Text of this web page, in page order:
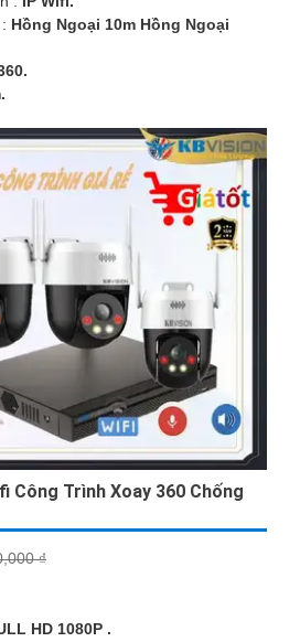
Hồng Ngoại 10m Hồng Ngoại
Công Trình Xoay 360 Chống
₫
HD 1080P .